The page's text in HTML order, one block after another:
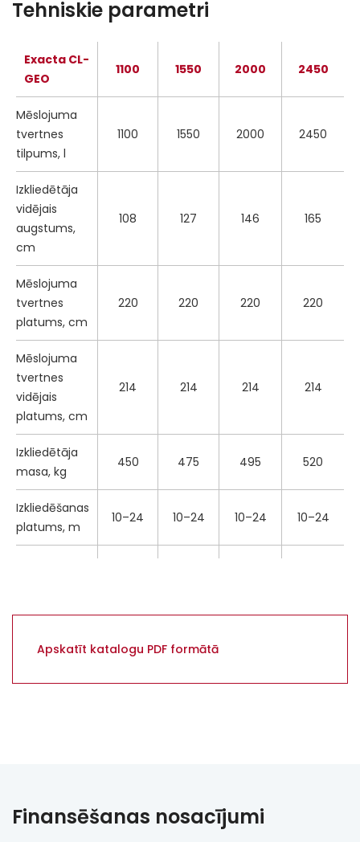
Tehniskie parametri
Exacta CL-
GEO
1100 1550 2000 2450
Mēslojuma
tvertnes
tilpums, l
1100 1550 2000 2450
Izkliedētāja
vidējais
augstums,
cm
108 127 146 165
Mēslojuma
tvertnes
platums, cm
220 220 220 220
Mēslojuma
tvertnes
vidējais
platums, cm
214 214 214 214
Izkliedētāja
masa, kg
450 475 495 520
Izkliedēšanas
platums, m
10–24 10–24 10–24 10–24
Apskatīt katalogu PDF formātā
Finansēšanas nosacījumi